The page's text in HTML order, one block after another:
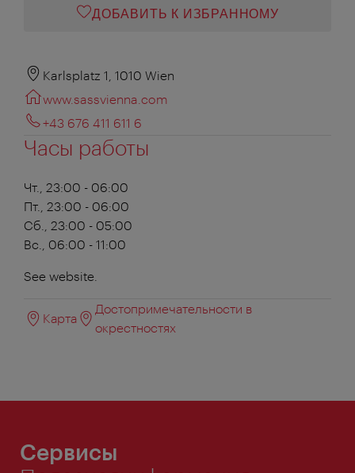
ДОБАВИТЬ К ИЗБРАННОМУ
Karlsplatz 1, 1010 Wien
www.sassvienna.com
+43 676 411 611 6
Часы работы
Чт., 23:00 - 06:00
Пт., 23:00 - 06:00
Сб., 23:00 - 05:00
Вс., 06:00 - 11:00
See website.
Карта
Достопримечательности в
окрестностях
Сервисы